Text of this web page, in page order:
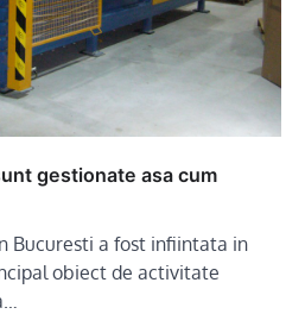
gestionate asa cum
Bucuresti a fost infiintata in
obiect de activitate